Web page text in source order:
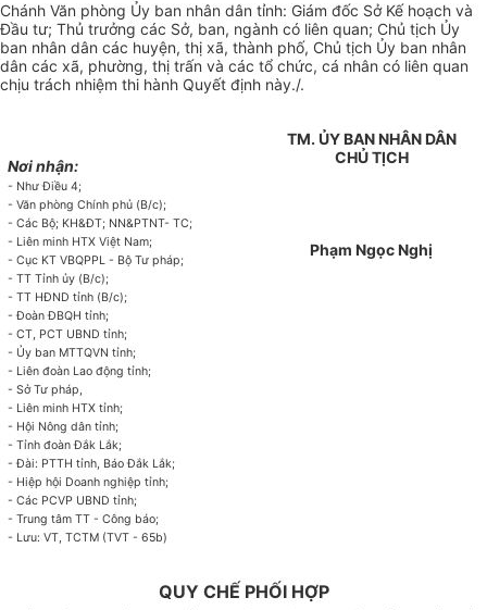
Chánh Văn phòng Ủy ban nhân dân tỉnh: Giám đốc SởKế hoạch và
Đầu tư; Thủ trưởng các Sở, ban, ngành có liên quan; Chủ tịch Ủy
ban nhân dân các huyện, thị xã, thành phố, Chủ tịch Ủy ban nhân
dân các xã, phường, thị trấn và các tổ chức, cá nhân có liên quan
chịu trách nhiệm thi hành Quyết định này./.
Nơi nhận:
- Như Điều 4;
- Văn phòng Chính phủ (B/c);
- Các Bộ; KH&ĐT; NN&PTNT- TC;
- Liên minh HTX Việt Nam;
- Cục KT VBQPPL - Bộ Tư pháp;
- TT Tỉnhủy (B/c);
-TT HĐND tỉnh (B/c);
- ĐoànĐBQH tỉnh;
- CT, PCT UBND tỉnh;
- Ủy ban MTTQVN tỉnh;
- Liênđoàn Lao độngtỉnh;
- SởTư pháp,
- Liên minh HTX tỉnh;
- Hội Nôngdân tỉnh;
-Tỉnh đoàn Đắk Lắk;
- Đài: PTTH tỉnh, Báo Đắk Lắk;
- Hiệp hội Doanh nghiệp tỉnh;
- Các PCVP UBND tỉnh;
-Trung tâm TT - Công báo;
- Lưu: VT, TCTM (TVT -65b)
TM. ỦY BAN NHÂN DÂN
CHỦ TỊCH
Phạm Ngọc Nghị
QUY CHẾ PHỐI HỢP